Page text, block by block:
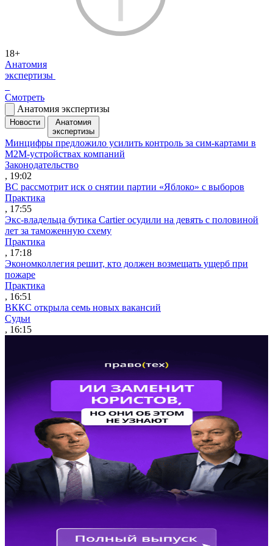
18+
Анатомия
экспертизы
Смотреть
Анатомия экспертизы
Новости
Анатомия
экспертизы
Минцифры предложило усилить контроль за сим-картами в
M2M-устройствах компаний
Законодательство
, 19:02
ВС рассмотрит иск о снятии партии «Яблоко» с выборов
Практика
, 17:55
Экс-владельца бутика Cartier осудили на девять с половиной
лет за таможенную схему
Практика
, 17:18
Экономколлегия решит, кто должен возмещать ущерб при
пожаре
Практика
, 16:51
ВККС открыла семь новых вакансий
Судьи
, 16:15